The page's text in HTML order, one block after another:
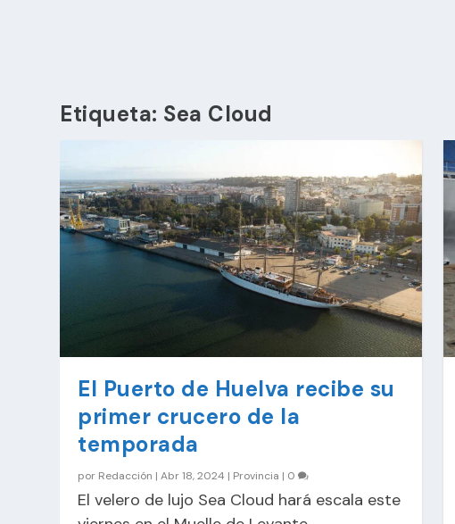
Etiqueta: Sea Cloud
El Puerto de Huelva recibe su
primer crucero de la
temporada
por Redacción |Abr 18, 2024 | Provincia | 0
El velero de lujo Sea Cloud hará escala este